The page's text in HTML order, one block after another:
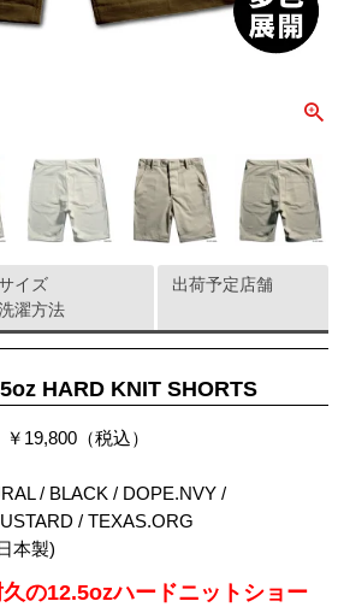
HARD KNIT SHORTS
19,800（税込）
/ BLACK / DOPE.NVY /
/ TEXAS.ORG
本製)
の12.5ozハードニットショー
イズ
濯方法
出荷予定店舗